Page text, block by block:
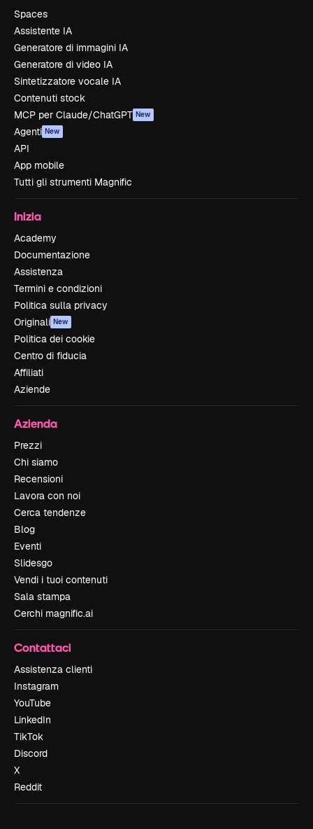
Spaces
Assistente IA
Generatore di immagini IA
Generatore di video IA
Sintetizzatore vocale IA
Contenuti stock
MCP per Claude/ChatGPT New
Agenti New
API
App mobile
Tutti gli strumenti Magnific
Inizia
Academy
Documentazione
Assistenza
Termini e condizioni
Politica sulla privacy
Originali New
Politica dei cookie
Centro di fiducia
Affiliati
Aziende
Azienda
Prezzi
Chi siamo
Recensioni
Lavora con noi
Cerca tendenze
Blog
Eventi
Slidesgo
Vendi i tuoi contenuti
Sala stampa
Cerchi magnific.ai
Contattaci
Assistenza clienti
Instagram
YouTube
LinkedIn
TikTok
Discord
X
Reddit